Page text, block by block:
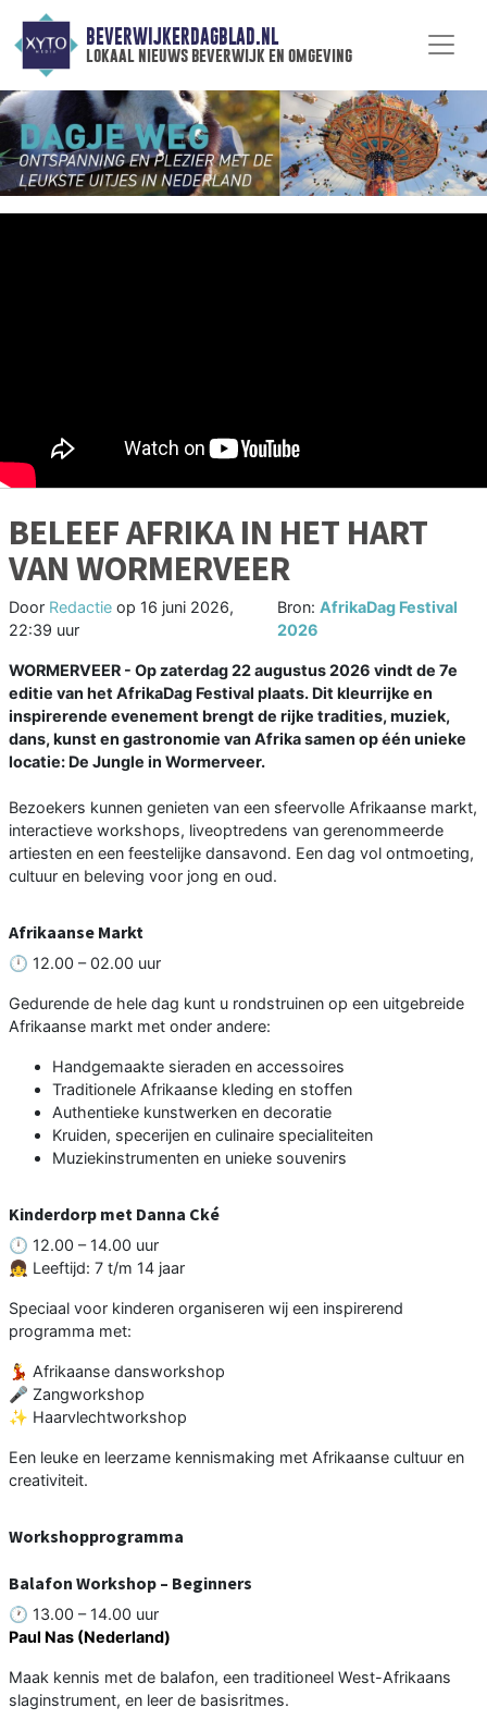
BEVERWIJKERDAGBLAD.NL
lokaal nieuws beverwijk en omgeving
BELEEF AFRIKA IN HET HART
VAN WORMERVEER
Door Redactie op 16 juni 2026,
22:39 uur
Bron: AfrikaDag Festival
2026
WORMERVEER - Op zaterdag 22 augustus 2026 vindt de 7e
editie van het AfrikaDag Festival plaats. Dit kleurrijke en
inspirerende evenement brengt de rijke tradities, muziek,
dans, kunst en gastronomie van Afrika samen op één unieke
locatie: De Jungle in Wormerveer.
Bezoekers kunnen genieten van een sfeervolle Afrikaanse markt,
interactieve workshops, liveoptredens van gerenommeerde
artiesten en een feestelijke dansavond. Een dag vol ontmoeting,
cultuur en beleving voor jong en oud.
Afrikaanse Markt
🕛 12.00 – 02.00 uur
Gedurende de hele dag kunt u rondstruinen op een uitgebreide
Afrikaanse markt met onder andere:
Handgemaakte sieraden en accessoires
Traditionele Afrikaanse kleding en stoffen
Authentieke kunstwerken en decoratie
Kruiden, specerijen en culinaire specialiteiten
Muziekinstrumenten en unieke souvenirs
Kinderdorp met Danna Cké
🕛 12.00 – 14.00 uur
👧 Leeftijd: 7 t/m 14 jaar
Speciaal voor kinderen organiseren wij een inspirerend
programma met:
💃 Afrikaanse dansworkshop
🎤 Zangworkshop
✨ Haarvlechtworkshop
Een leuke en leerzame kennismaking met Afrikaanse cultuur en
creativiteit.
Workshopprogramma
Balafon Workshop – Beginners
🕐 13.00 – 14.00 uur
Paul Nas (Nederland)
Maak kennis met de balafon, een traditioneel West-Afrikaans
slaginstrument, en leer de basisritmes.